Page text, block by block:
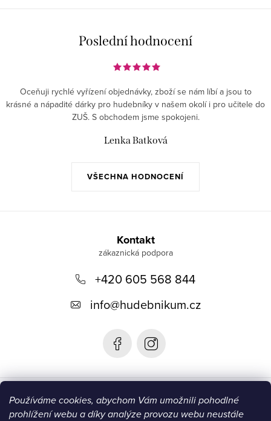
Používáme cookies, abychom Vám umožnili pohodlné
prohlížení webu a díky analýze provozu webu neustále
Poslední hodnocení
VŠECHNA HODNOCENÍ
Oceňuji rychlé vyřízení objednávky, zboží se nám líbí a jsou to
krásné a nápadité dárky pro hudebníky v našem okolí i pro učitele do
ZUŠ. S obchodem jsme spokojeni.
Lenka Batková
Kontakt
+420 605 568 844
info@hudebnikum.cz
Informace